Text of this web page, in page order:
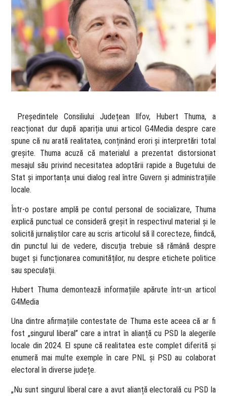
​ Președintele Consiliului Județean Ilfov, Hubert Thuma, a
reacționat dur după apariția unui articol G4Media despre care
spune că nu arată realitatea, conținând erori și interpretări total
greșite. Thuma acuză că materialul a prezentat distorsionat
mesajul său privind necesitatea adoptării rapide a Bugetului de
Stat și importanța unui dialog real între Guvern și administrațiile
locale.
Într-o postare amplă pe contul personal de socializare, Thuma
explică punctual ce consideră greșit în respectivul material și le
solicită jurnaliștilor care au scris articolul să îl corecteze, fiindcă,
din punctul lui de vedere, discuția trebuie să rămână despre
buget și funcționarea comunităților, nu despre etichete politice
sau speculații.
Hubert Thuma demontează informațiile apărute într-un articol
G4Media
Una dintre afirmațiile contestate de Thuma este aceea că ar fi
fost „singurul liberal” care a intrat în alianță cu PSD la alegerile
locale din 2024. El spune că realitatea este complet diferită și
enumeră mai multe exemple în care PNL și PSD au colaborat
electoral în diverse județe.
„Nu sunt singurul liberal care a avut alianță electorală cu PSD la